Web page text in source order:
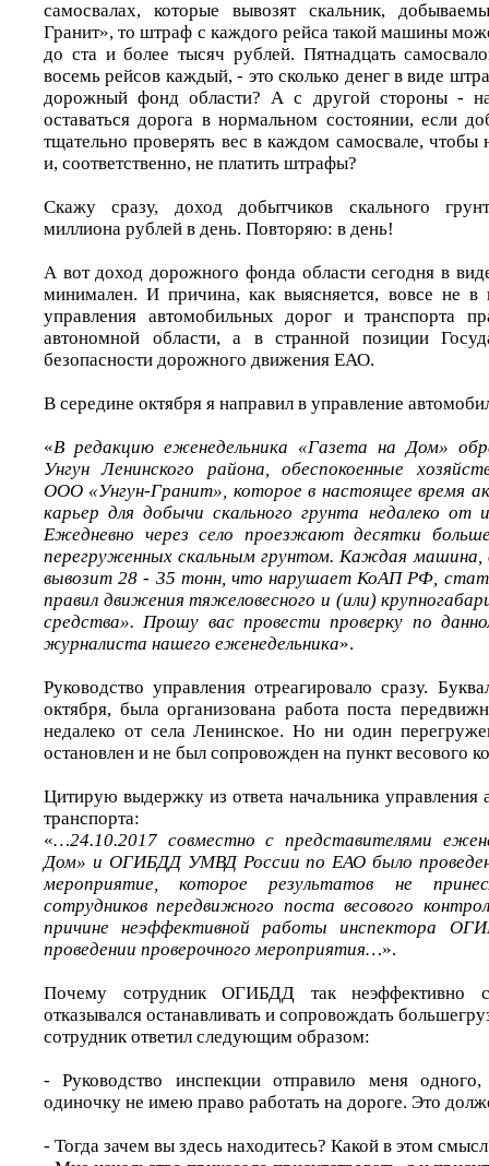
самосвалах, которые вывозят скальник,
Гранит», то штраф с каждого рейса такой машины
до ста и более тысяч рублей. Пятнадцать
восемь рейсов каждый, - это сколько денег в виде
дорожный фонд области? А с другой стороны -
оставаться дорога в нормальном состоянии, если
тщательно проверять вес в каждом самосвале, чтобы
и, соответственно, не платить штрафы?
Скажу сразу, доход добытчиков скального
миллиона рублей в день. Повторяю: в день!
А вот доход дорожного фонда области сегодня в
минимален. И причина, как выясняется, вовсе не в
управления автомобильных дорог и транспорта
автономной области, а в странной позиции
безопасности дорожного движения ЕАО.
В середине октября я направил в управление
«В редакцию еженедельника «Газета на Дом»
Унгун Ленинского района, обеспокоенные
ООО «Унгун-Гранит», которое в настоящее время
карьер для добычи скального грунта недалеко от
Ежедневно через село проезжают десятки
перегруженных скальным грунтом. Каждая машина,
вывозит 28 - 35 тонн, что нарушает КоАП РФ,
правил движения тяжеловесного и (или)
средства». Прошу вас провести проверку по
журналиста нашего еженедельника».
Руководство управления отреагировало сразу.
октября, была организована работа поста
недалеко от села Ленинское. Но ни один
остановлен и не был сопровожден на пункт весового
Цитирую выдержку из ответа начальника управления
транспорта:
«…24.10.2017 совместно с представителями
Дом» и ОГИБДД УМВД России по ЕАО было
мероприятие, которое результатов не
сотрудников передвижного поста весового
причине неэффективной работы инспектора
проведении проверочного мероприятия…».
Почему сотрудник ОГИБДД так неэффективно
отказывался останавливать и сопровождать
сотрудник ответил следующим образом:
- Руководство инспекции отправило меня
одиночку не имею право работать на дороге. Это
- Тогда зачем вы здесь находитесь? Какой в этом